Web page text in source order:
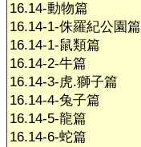
16.14-動物篇
16.14-1-侏羅紀公園篇
16.14-1-鼠類篇
16.14-2-牛篇
16.14-3-虎.獅子篇
16.14-4-兔子篇
16.14-5-龍篇
16.14-6-蛇篇